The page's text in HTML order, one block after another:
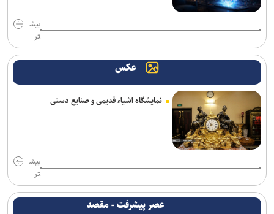
اجرای «خسوف»؛ روایت موسیقایی عاشورا در تالار وحدت
خبرنگاری در روزهای عادی، پیشه‌ای شریف، اما در روزهای سخت، سیمایی
از مجاهدت فرهنگی و اجتماعی پیدا می‌کند
یازدهمین اجلاس وزرای فرهنگ بریکس آغاز شد
ادای دین پیتر شومان به کودکان میناب/ بیانیه‌ای جهانی در صحنه
جشنواره بین‌المللی نمایش عروسکی «تهران-مبارک»
ارسال حدود ۲ هزار اثر به جشنواره بین‌المللی فیلم فضای باز ایران
نامزدی بهترین فیلم و بازیگری «دوچرخه آبی» در ۲ جشنواره جهانی/
نمایش فیلم در ۳ جشنواره دیگر
بیش
تر
عکس
نمایشگاه اشیاء قدیمی و صنایع دستی
بیش
تر
عصر پیشرفت - مقصد